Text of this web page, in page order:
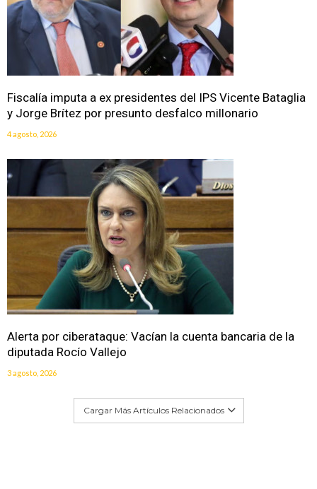
Fiscalía imputa a ex presidentes del IPS Vicente Bataglia
y Jorge Brítez por presunto desfalco millonario
4 agosto, 2026
Alerta por ciberataque: Vacían la cuenta bancaria de la
diputada Rocío Vallejo
3 agosto, 2026
Cargar Más Artículos Relacionados